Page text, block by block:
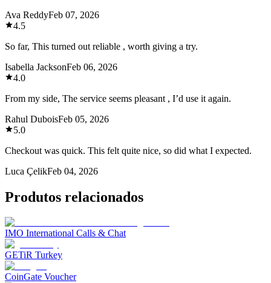
Ava ReddyFeb 07, 2026
4.5
So far, This turned out reliable , worth giving a try.
Isabella JacksonFeb 06, 2026
4.0
From my side, The service seems pleasant , I’d use it again.
Rahul DuboisFeb 05, 2026
5.0
Checkout was quick. This felt quite nice, so did what I expected.
Luca ÇelikFeb 04, 2026
Produtos relacionados
IMO International Calls & Chat
GETiR Turkey
CoinGate Voucher